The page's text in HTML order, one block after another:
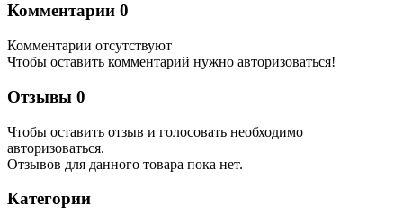
Комментарии 0
Комментарии отсутствуют
Чтобы оставить комментарий нужно авторизоваться!
Отзывы 0
Чтобы оcтавить отзыв и голосовать необходимо
авторизоваться.
Отзывов для данного товара пока нет.
Категории